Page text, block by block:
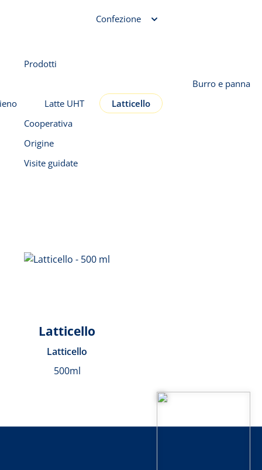
Confezione
Prodotti
Latte UHT Latticello
Burro e panna
Cooperativa
Origine
Visite guidate
Latticello
Latticello
500ml